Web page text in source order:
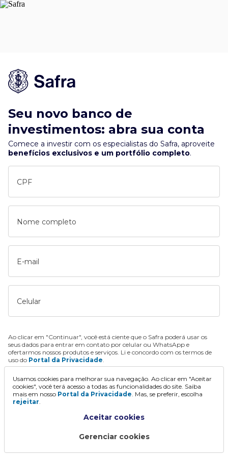
Seu novo banco de
investimentos: abra sua conta
Comece a investir com os especialistas do Safra, aproveite
benefícios exclusivos e um portfólio completo.
CPF
Nome completo
E-mail
Celular
Ao clicar em "Continuar", você está ciente que o Safra poderá usar os
seus dados para entrar em contato por celular ou WhatsApp e
ofertarmos nossos produtos e serviços. Li e concordo com os termos de
uso do Portal da Privacidade.
Continuar
Usamos cookies para melhorar sua navegação. Ao clicar em "Aceitar
cookies", você terá acesso a todas as funcionalidades do site. Saiba
mais em nosso Portal da Privacidade. Mas, se preferir, escolha
rejeitar.
Aceitar cookies
Gerenciar cookies